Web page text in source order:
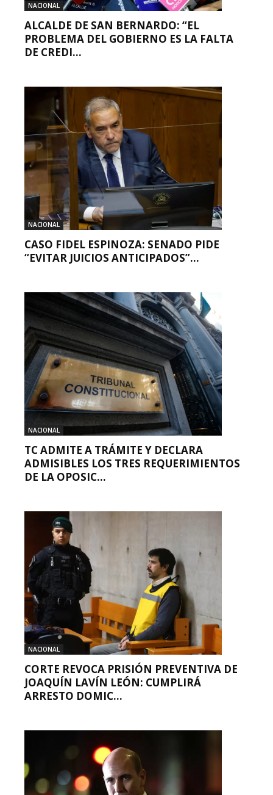
NACIONAL
ALCALDE DE SAN BERNARDO: “EL
PROBLEMA DEL GOBIERNO ES LA FALTA
DE CREDI...
NACIONAL
CASO FIDEL ESPINOZA: SENADO PIDE
“EVITAR JUICIOS ANTICIPADOS”...
NACIONAL
TC ADMITE A TRÁMITE Y DECLARA
ADMISIBLES LOS TRES REQUERIMIENTOS
DE LA OPOSIC...
NACIONAL
CORTE REVOCA PRISIÓN PREVENTIVA DE
JOAQUÍN LAVÍN LEÓN: CUMPLIRÁ
ARRESTO DOMIC...